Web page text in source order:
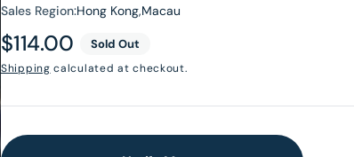
Sales Region:Hong Kong,Macau
Regular
price
$114.00 Sold Out
Shipping calculated at checkout.